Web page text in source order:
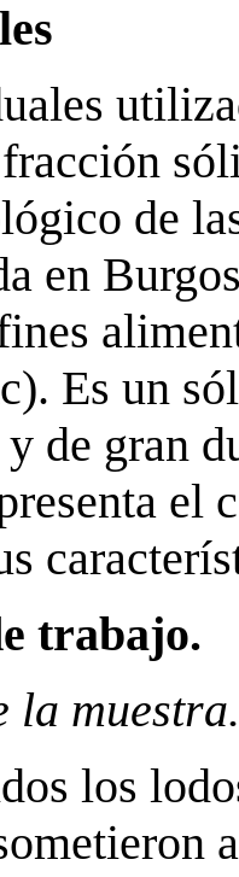
de
en
Es un
de gran
el
trabajo.
la muestra.
los